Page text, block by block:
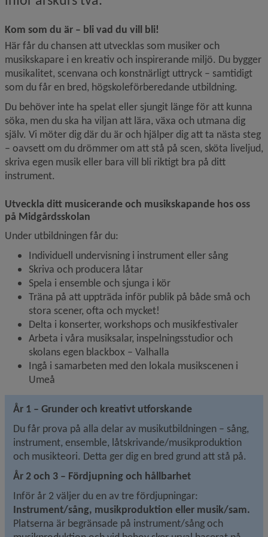
Kom som du är – bli vad du vill bli!
Här får du chansen att utvecklas som musiker och
musikskapare i en kreativ och inspirerande miljö. Du bygger
musikalitet, scenvana och konstnärligt uttryck – samtidigt
som du får en bred, högskoleförberedande utbildning.
Du behöver inte ha spelat eller sjungit länge för att kunna
söka, men du ska ha viljan att lära, växa och utmana dig
själv. Vi möter dig där du är och hjälper dig att ta nästa steg
– oavsett om du drömmer om att stå på scen, sköta liveljud,
skriva egen musik eller bara vill bli riktigt bra på ditt
instrument.
Utveckla ditt musicerande och musikskapande hos oss
på Midgårdsskolan
Under utbildningen får du:
Individuell undervisning i instrument eller sång
Skriva och producera låtar
Spela i ensemble och sjunga i kör
Träna på att uppträda inför publik på både små och
stora scener, ofta och mycket!
Delta i konserter, workshops och musikfestivaler
Arbeta i våra musiksalar, inspelningsstudior och
skolans egen blackbox – Valhalla
Ingå i samarbeten med den lokala musikscenen i
Umeå
År 1 – Grunder och kreativt utforskande
Du får prova på alla delar av musikutbildningen – sång,
instrument, ensemble, låtskrivande/musikproduktion
och musikteori. Detta ger dig en bred grund att stå på.
År 2 och 3 – Fördjupning och hållbarhet
Instrument/sång, m
Platserna är begränsade på instrument/sång och